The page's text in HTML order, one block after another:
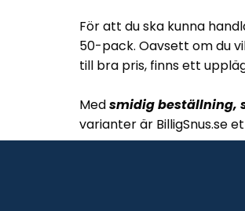
För att du ska kunna
50-pack. Oavsett om du
till bra pris, finns ett
Medsmidig beställning,
varianter är BilligSnus.se